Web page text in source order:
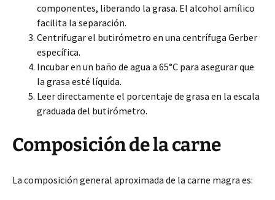
componentes, liberando la grasa. El alcohol amílico
facilita la separación.
Centrifugar el butirómetro en una centrífuga Gerber
específica.
Incubar en un baño de agua a 65°C para asegurar que
la grasa esté líquida.
Leer directamente el porcentaje de grasa en la escala
graduada del butirómetro.
Composición de la carne
La composición general aproximada de la carne magra es: